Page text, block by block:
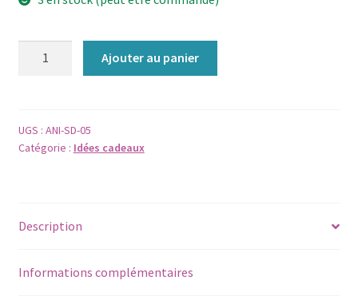
dos
animaux
koala
liens
Ajouter au panier
UGS : ANI-SD-05
Catégorie : Idées cadeaux
Description
Informations complémentaires